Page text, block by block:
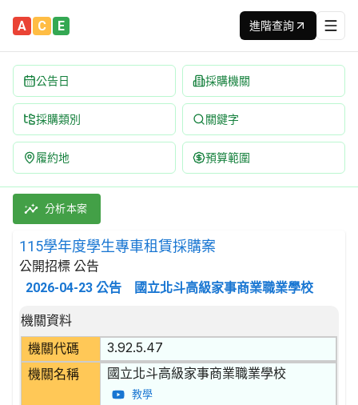
A C E 進階查詢
公告日 採購機關
採購類別 關鍵字
履約地 預算範圍
115學年度學生專車租賃採購案 招標公告 | 案號：
採購類別：勞務類 陸地運輸服務 | 招標方式：公開招標 |
分析本案
115學年度學生專車租賃採購案
公開招標 公告
2026-04-23 公告 國立北斗高級家事商業職業學校
招標公告詳細內容
機關資料
機關代碼
3.92.5.47
機關名稱 國立北斗高級家事商業職業學校
教學